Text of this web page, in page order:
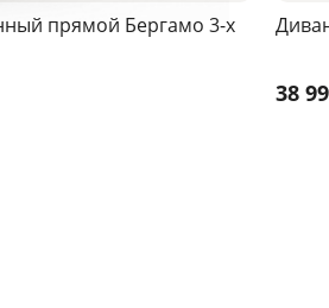
прямой Бергамо 3-х
38